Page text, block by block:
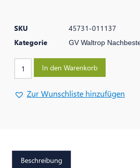
SKU
45731-011137
Kategorie
GV Waltrop
In den Warenkorb
Zur Wunschliste hinzufügen
Beschreibung